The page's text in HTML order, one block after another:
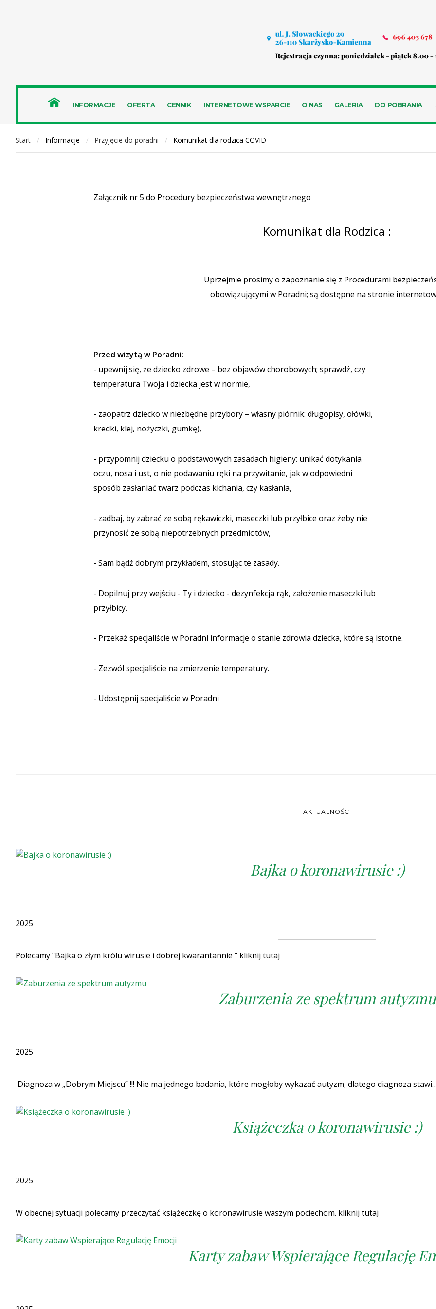
INFORMACJE OFERTA CENNIK INTERNETOWE WSPARCIE O NAS GALERIA DO POBRANIA
Start / Informacje / Przyjęcie do poradni / Komunikat dla rodzica COVID
Załącznik nr 5 do Procedury bezpieczeństwa wewnętrznego
Komunikat dla Rodzica :
Uprzejmie prosimy o zapoznanie się z Procedurami
obowiązującymi w Poradni; są dostępne na stronie
Przed wizytą w Poradni:
- upewnij się, że dziecko zdrowe – bez objawów chorobowych; sprawdź, czy
temperatura Twoja i dziecka jest w normie,
- zaopatrz dziecko w niezbędne przybory – własny piórnik: długopisy, ołówki,
kredki, klej, nożyczki, gumkę),
- przypomnij dziecku o podstawowych zasadach higieny: unikać dotykania
oczu, nosa i ust, o nie podawaniu ręki na przywitanie, jak w odpowiedni
sposób zasłaniać twarz podczas kichania, czy kasłania,
- zadbaj, by zabrać ze sobą rękawiczki, maseczki lub przyłbice oraz żeby nie
przynosić ze sobą niepotrzebnych przedmiotów,
- Sam bądź dobrym przykładem, stosując te zasady.
- Dopilnuj przy wejściu - Ty i dziecko - dezynfekcja rąk, założenie maseczki lub
przyłbicy.
- Przekaż specjaliście w Poradni informacje o stanie zdrowia dziecka, które są istotne.
- Zezwól specjaliście na zmierzenie temperatury.
- Udostępnij specjaliście w Poradni
AKTUALNOŚCI
Bajka o koronawirusie :)
2025
Polecamy "Bajka o złym królu wirusie i dobrej kwarantannie " kliknij tutaj
Zaburzenia ze spektrum autyzmu
2025
Diagnoza w „Dobrym Miejscu” !!! Nie ma jednego badania, które mogłoby wykazać autyzm, dlatego diagnoza
Książeczka o koronawirusie :)
2025
W obecnej sytuacji polecamy przeczytać książeczkę o koronawirusie waszym pociechom. kliknij tutaj
Karty zabaw Wspierające Regulację